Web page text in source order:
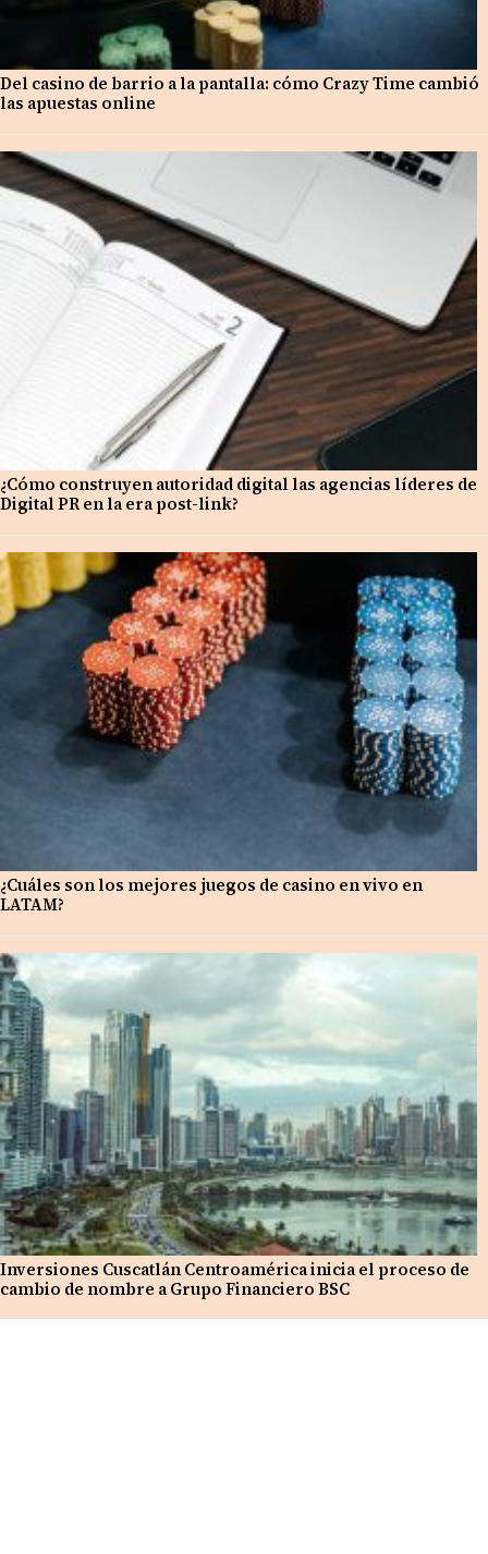
Del casino de barrio a la pantalla: cómo Crazy Time cambió
las apuestas online
¿Cómo construyen autoridad digital las agencias líderes de
Digital PR en la era post-link?
¿Cuáles son los mejores juegos de casino en vivo en
LATAM?
Inversiones Cuscatlán Centroamérica inicia el proceso de
cambio de nombre a Grupo Financiero BSC